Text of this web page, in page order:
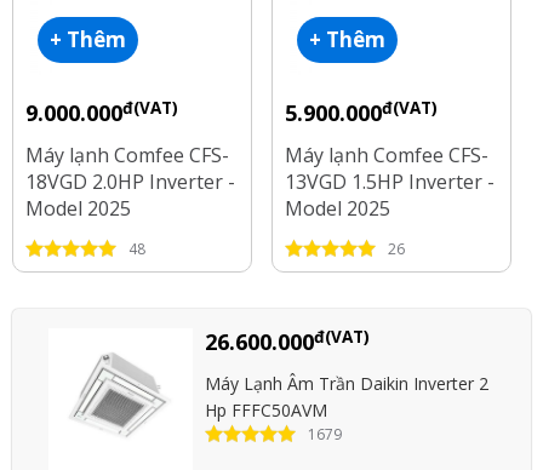
Xem tất cả bình luận(8 bình luận)
+ Thêm
9.000.000đ(VAT)
Máy lạnh Comfee CFS-
18VGD 2.0HP Inverter -
Model 2025
48
+ Thêm
5.900.000đ(VAT)
Máy lạnh Comfee CFS-
13VGD 1.5HP Inverter -
Model 2025
26
26.600.000đ(VAT)
Máy Lạnh Âm Trần Daikin Inverter 2
Hp FFFC50AVM
1679